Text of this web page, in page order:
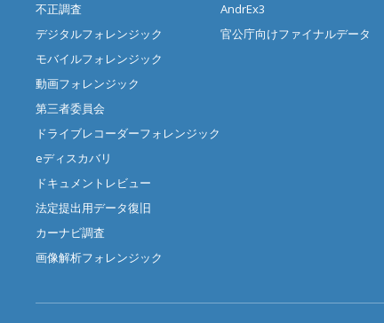
不正調査
デジタルフォレンジック
モバイルフォレンジック
動画フォレンジック
第三者委員会
ドライブレコーダーフォレンジック
eディスカバリ
ドキュメントレビュー
法定提出用データ復旧
カーナビ調査
画像解析フォレンジック
AndrEx3
官公庁向けファイナルデータ